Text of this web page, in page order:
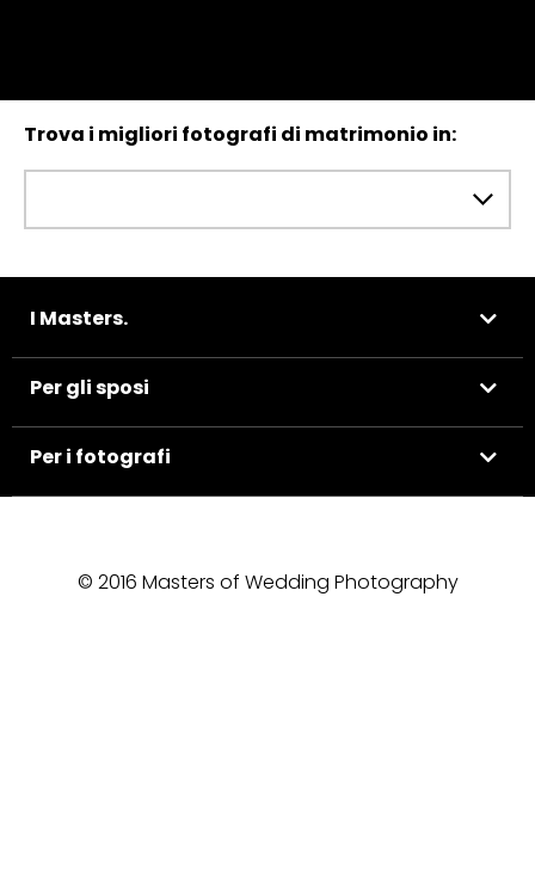
Trova i migliori fotografi di matrimonio in:
I Masters.
Per gli sposi
Per i fotografi
© 2016 Masters of Wedding Photography